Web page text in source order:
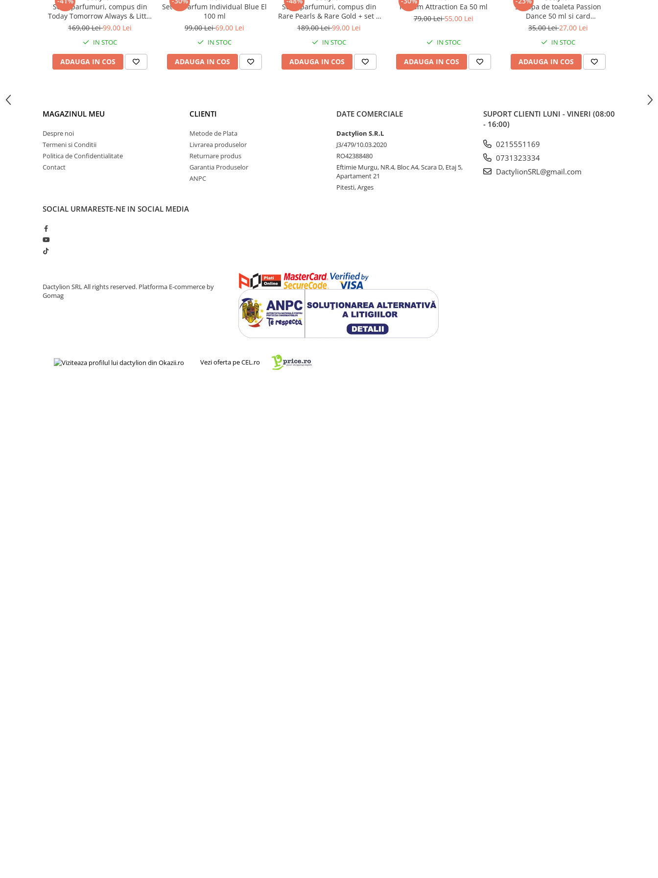
Set 2 parfumuri, compus din
Today Tomorrow Always & Little
Black Dress + set 4 accesorii
169,00 Lei99,00 Lei
IN STOC
ADAUGA IN COS
Set 2x Parfum Individual Blue El
100 ml
99,00 Lei69,00 Lei
IN STOC
ADAUGA IN COS
Set 2 parfumuri, compus din
Rare Pearls & Rare Gold + set 4
accesorii păr – ofertă specială
189,00 Lei99,00 Lei
IN STOC
ADAUGA IN COS
Parfum Attraction Ea 50 ml
79,00 Lei55,00 Lei
IN STOC
ADAUGA IN COS
Set apa de toaleta Passion
Dance 50 ml si card
multifunctional Dactylion, de
35,00 Lei27,00 Lei
IN STOC
ADAUGA IN COS
MAGAZINUL MEU
Despre noi
Termeni si Conditii
Politica de Confidentialitate
Contact
CLIENTI
Metode de Plata
Livrarea produselor
Returnare produs
Garantia Produselor
ANPC
DATE COMERCIALE
Dactylion S.R.L
J3/479/10.03.2020
RO42388480
Eftimie Murgu, NR.4, Bloc A4, Scara D, Etaj 5,
Apartament 21
Pitesti, Arges
SUPORT CLIENTI LUNI - VINERI (08:00
- 16:00)
0215551169
0731323334
DactylionSRL@gmail.com
SOCIAL URMARESTE-NE IN SOCIAL MEDIA
Dactylion SRL All rights reserved. Platforma E-commerce by
Gomag
Vezi oferta pe CEL.ro